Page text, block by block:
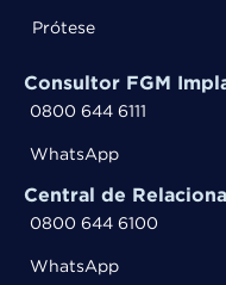
Prótese
Consultor FGM
0800 644 6111
WhatsApp
Central de
0800 644 6100
WhatsApp